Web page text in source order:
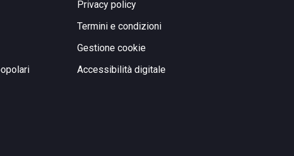
Privacy policy
Termini e condizioni
Gestione cookie
Accessibilità digitale